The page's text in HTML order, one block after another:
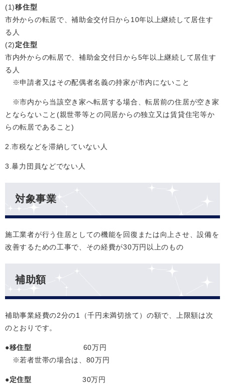
(1)移住型
市外からの転居で、補助金交付日から10年以上継続して居住す
る人
(2)定住型
市内外からの転居で、補助金交付日から5年以上継続して居住す
る人
※申請者又はその配偶者名義の持家が市内にないこと
※市内から当該空き家へ転居する場合、転居前の住居が空き家
とならないこと(親世帯等との同居からの独立又は賃貸住宅等か
らの転居であること)​
2.市税などを滞納していない人
3.暴力団員などでない人
対象事業
施工業者が行う住居としての機能を回復または向上させ、設備を
改善するための工事で、その経費が30万円以上のもの
補助額
補助事業経費の2分の1（千円未満切捨て）の額で、上限額は次
のとおりです。
●移住型
60万円
※若者世帯の場合は、80万円
●定住型
30万円